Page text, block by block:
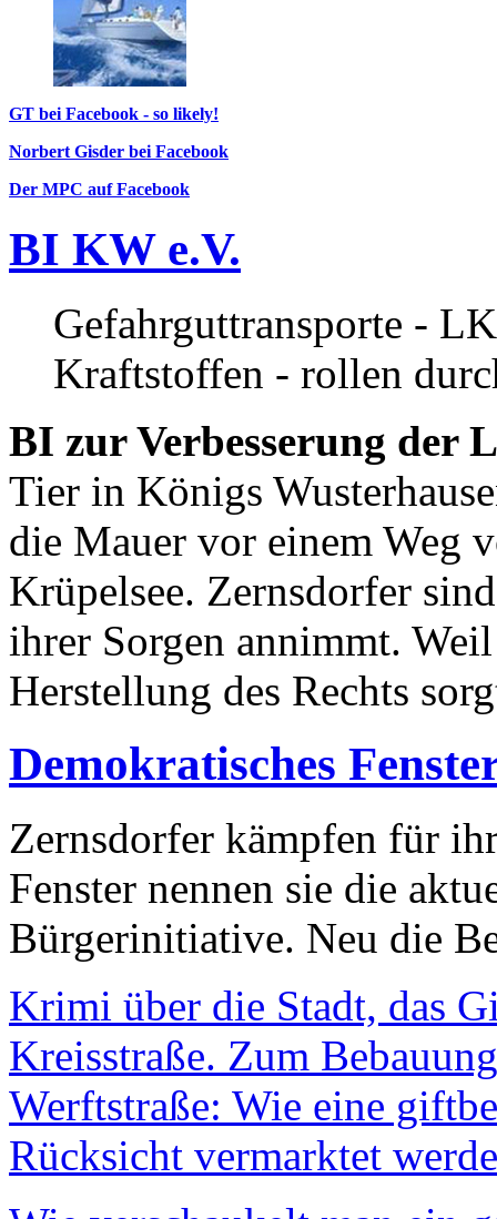
GT bei Facebook - so likely!
Norbert Gisder bei Facebook
Der MPC auf Facebook
BI KW e.V.
Gefahrguttransporte -
Kraftstoffen - rollen
BI zur Verbesserung der
Tier in Königs
die Mauer vor einem Weg
Krüpelsee. Zernsdorfer
ihrer Sorgen annimmt.
Herstellung des Rechts
Demokratisches
Zernsdorfer kämpfen für
Fenster nennen sie die
Bürgerinitiative. Neu die
Krimi über die Stadt, das
Kreisstraße. Zum
Werftstraße: Wie eine
Rücksicht vermarktet